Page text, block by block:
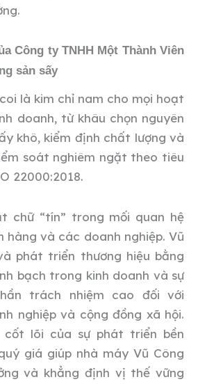
Công ty TNHH Một Thành Viên
sản sấy
là kim chỉ nam cho mọi hoạt
doanh, từ khâu chọn nguyên
khô, kiểm định chất lượng và
soát nghiêm ngặt theo tiêu
22000:2018.
chữ “tín” trong mối quan hệ
hàng và các doanh nghiệp. Vũ
phát triển thương hiệu bằng
bạch trong kinh doanh và sự
trách nhiệm cao đối với
nghiệp và cộng đồng xã hội.
lõi của sự phát triển bền
giá giúp nhà máy Vũ Công
và khẳng định vị thế vững